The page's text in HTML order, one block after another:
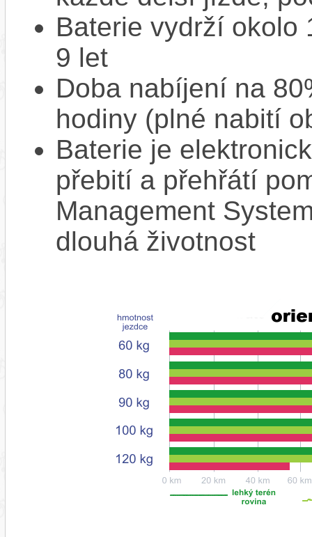
Baterie vydrží okolo
9 let
Doba nabíjení na
hodiny (plné nabití
Baterie je
přebití a přehřátí
Management
dlouhá životnost